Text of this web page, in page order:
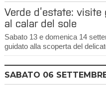
Verde d’estate: visite
al calar del sole
Sabato 13 e domenica 14
guidato alla scoperta del
SABATO 06